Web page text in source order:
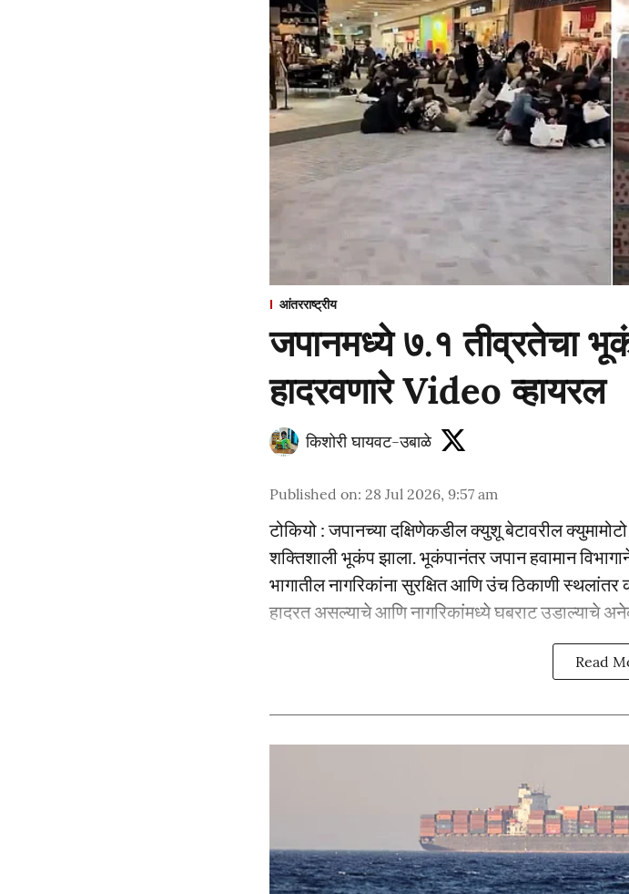
आंतरराष्ट्रीय
जपानमध्ये ७.१ तीव्रतेचा
हादरवणारे Video व्हायरल
किशोरी घायवट-उबाळे
Published on: 28 Jul 2026, 9:57 am
टोकियो : जपानच्या दक्षिणेकडील क्युशू बेटावरील
शक्तिशाली भूकंप झाला. भूकंपानंतर जपान हवामान
भागातील नागरिकांना सुरक्षित आणि उंच ठिकाणी
हादरत असल्याचे आणि नागरिकांमध्ये घबराट उडाल्याचे
Read